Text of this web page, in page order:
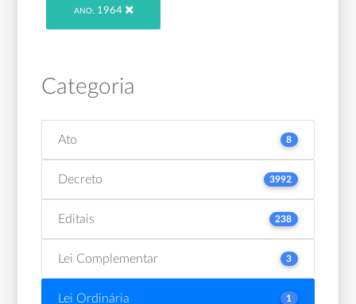
ANO: 1964
Categoria
Ato 8
Decreto 3992
Editais 238
Lei Complementar 3
Lei Ordinária 1